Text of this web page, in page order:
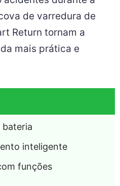
de varredura de
Return tornam a
mais prática e
bateria
inteligente
funções